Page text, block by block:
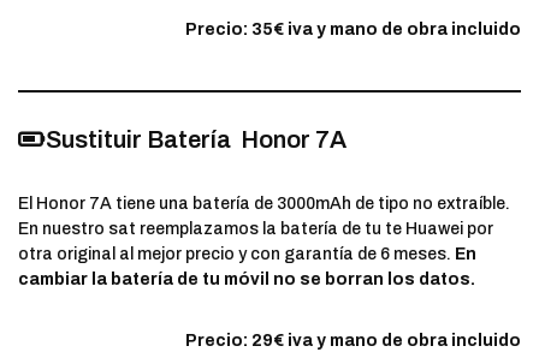
Precio: 35€ iva y mano de obra incluido
Sustituir Batería Honor 7A
El Honor 7A tiene una batería de 3000mAh de tipo no extraíble.
En nuestro sat reemplazamos la batería de tu te Huawei por
otra original al mejor precio y con garantía de 6 meses. En
cambiar la batería de tu móvil no se borran los datos.
Precio: 29€ iva y mano de obra incluido